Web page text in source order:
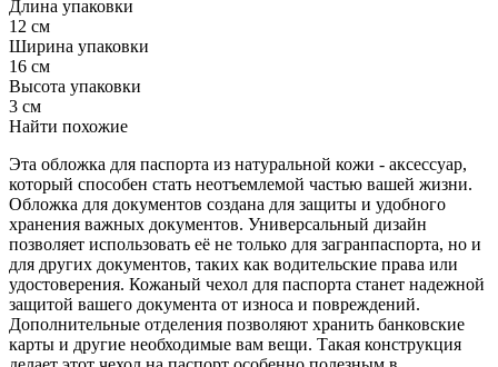
Длина упаковки
12 см
Ширина упаковки
16 см
Высота упаковки
3 см
Найти похожие
Эта обложка для паспорта из натуральной кожи - аксессуар,
который способен стать неотъемлемой частью вашей жизни.
Обложка для документов создана для защиты и удобного
хранения важных документов. Универсальный дизайн
позволяет использовать её не только для загранпаспорта, но и
для других документов, таких как водительские права или
удостоверения. Кожаный чехол для паспорта станет надежной
защитой вашего документа от износа и повреждений.
Дополнительные отделения позволяют хранить банковские
карты и другие необходимые вам вещи. Такая конструкция